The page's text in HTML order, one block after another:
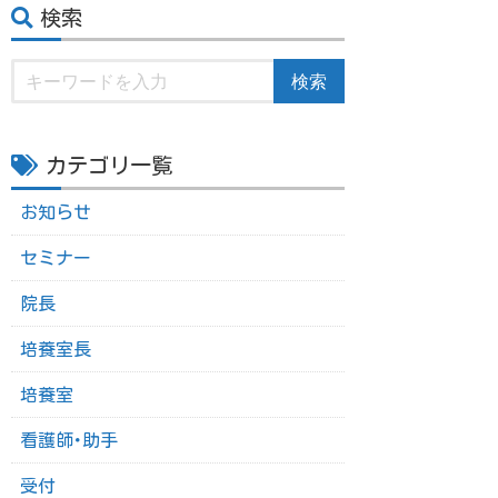
検索
検索
カテゴリ一覧
お知らせ
セミナー
院長
培養室長
培養室
看護師･助手
受付